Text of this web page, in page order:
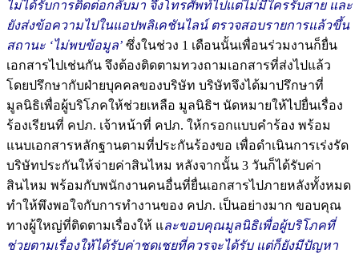
ไม่ได้รับการติดต่อกลับมา จึงโทรศัพท์ไปแต่ไม่มีใครรับสาย และ
ยังส่งข้อความไปในแอปพลิเคชันไลน์ ตรวจสอบรายการแล้วขึ้น
สถานะ ‘ไม่พบข้อมูล’ ซึ่งในช่วง 1 เดือนนั้นเพื่อนร่วมงานก็ยื่น
เอกสารไปเช่นกัน จึงต้องติดตามทวงถามเอกสารที่ส่งไปแล้ว
โดยปรึกษากับฝ่ายบุคคลของบริษัท บริษัทจึงได้มาปรึกษาที่
มูลนิธิเพื่อผู้บริโภคให้ช่วยเหลือ มูลนิธิฯ นัดหมายให้ไปยื่นเรื่อง
ร้องเรียนที่ คปภ. เจ้าหน้าที่ คปภ. ให้กรอกแบบคำร้อง พร้อม
แนบเอกสารหลักฐานตามที่ประกันร้องขอ เพื่อดำเนินการเร่งรัด
บริษัทประกันให้จ่ายค่าสินไหม หลังจากนั้น 3 วันก็ได้รับค่า
สินไหม พร้อมกับพนักงานคนอื่นที่ยื่นเอกสารไปภายหลังทั้งหมด
ทำให้พึงพอใจกับการทำงานของ คปภ. เป็นอย่างมาก ขอบคุณ
ทางผู้ใหญ่ที่ติดตามเรื่องให้ และขอบคุณมูลนิธิเพื่อผู้บริโภคที่
ช่วยตามเรื่องให้ได้รับค่าชดเชยที่ควรจะได้รับ แต่ก็ยังมีปัญหา